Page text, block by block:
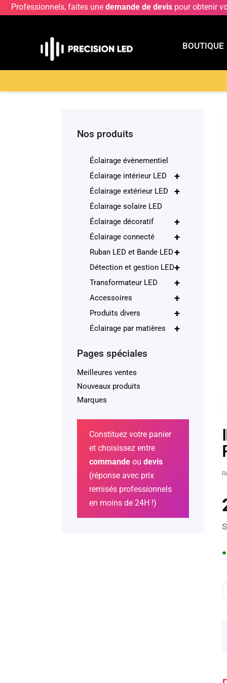
Professionnels, faites une demande de devis pour obtenir
BOUTIQUE
Vase
●
Nos produits
Éclairage évènementiel
+
Éclairage intérieur LED
+
Éclairage extérieur LED
Éclairage solaire LED
+
Éclairage décoratif
+
Éclairage connecté
+
Ruban LED et Bande LED
+
Détection et gestion LED
+
Transformateur LED
+
Accessoires
+
Produits divers
+
Éclairage par matières
Pages spéciales
Meilleures ventes
Nouveaux produits
Marques
Constituez votre panier
et choisissez entre
commande ou devis
(réponse avec prix
remisés professionnels
en moins de 24H !)